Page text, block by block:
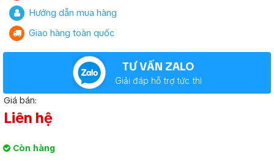
Hướng dẫn mua hàng
Giao hàng toàn quốc
TƯ VẤN ZALO
Giải đáp hỗ trợ tức thì
Giá bán:
Liên hệ
Còn hàng